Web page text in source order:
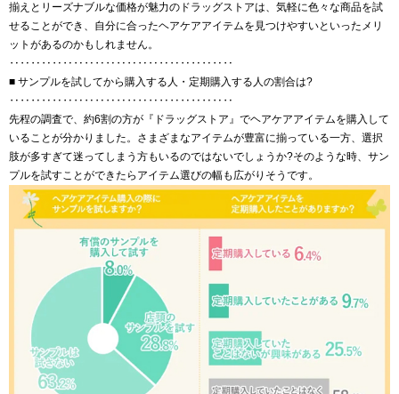
揃えとリーズナブルな価格が魅力のドラッグストアは、気軽に色々な商品を試
せることができ、自分に合ったヘアケアアイテムを見つけやすいといったメリ
ットがあるのかもしれません。
‥‥‥‥‥‥‥‥‥‥‥‥‥‥‥‥‥‥‥‥‥
■ サンプルを試してから購入する人・定期購入する人の割合は?
‥‥‥‥‥‥‥‥‥‥‥‥‥‥‥‥‥‥‥‥‥
先程の調査で、約6割の方が『ドラッグストア』でヘアケアアイテムを購入して
いることが分かりました。さまざまなアイテムが豊富に揃っている一方、選択
肢が多すぎて迷ってしまう方もいるのではないでしょうか?そのような時、サン
プルを試すことができたらアイテム選びの幅も広がりそうです。